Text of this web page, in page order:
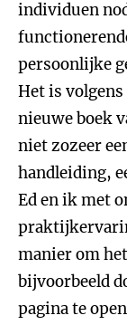
individuen
persoonlijke
Het is
nieuwe boek
niet zozeer
handleiding,
Ed en ik met
manier om
bijvoorbeeld
pagina te